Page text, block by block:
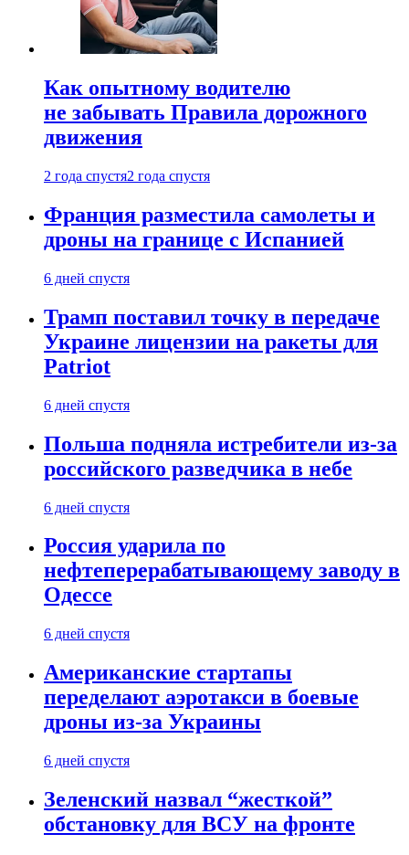
Как опытному водителю
не забывать Правила дорожного
движения
2 года спустя2 года спустя
Франция разместила самолеты и
дроны на границе с Испанией
6 дней спустя
Трамп поставил точку в передаче
Украине лицензии на ракеты для
Patriot
6 дней спустя
Польша подняла истребители из-за
российского разведчика в небе
6 дней спустя
Россия ударила по
нефтеперерабатывающему заводу в
Одессе
6 дней спустя
Американские стартапы
переделают аэротакси в боевые
дроны из-за Украины
6 дней спустя
Зеленский назвал “жесткой”
обстановку для ВСУ на фронте